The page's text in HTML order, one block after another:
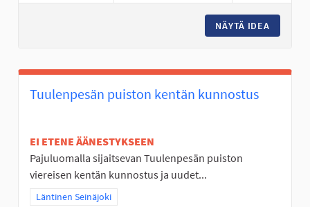
NÄYTÄ IDEA
Tuulenpesän puiston kentän kunnostus
EI ETENE ÄÄNESTYKSEEN
Pajuluomalla sijaitsevan Tuulenpesän puiston
viereisen kentän kunnostus ja uudet...
Rajaa tulokset teeman mukaan: Läntinen Seinäjoki
Läntinen Seinäjoki